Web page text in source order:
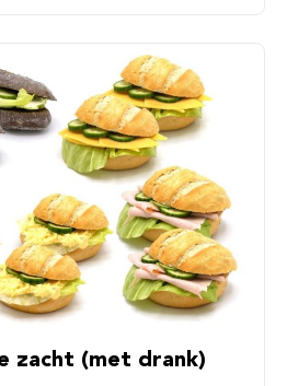
zacht (met drank)